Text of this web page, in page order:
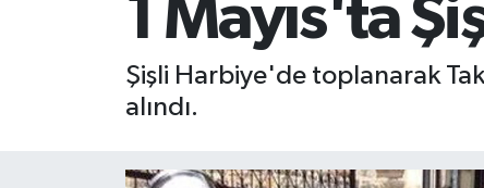
1 Mayıs'ta
Şişli Harbiye'de toplanarak
alındı.